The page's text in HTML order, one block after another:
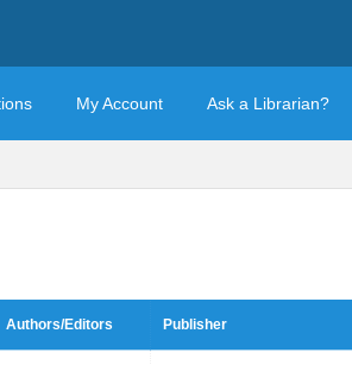
My Account Ask a Librarian?
Authors/Editors Publisher